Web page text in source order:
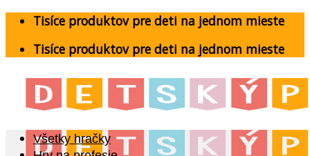
Skip
content
Tisíce produktov pre deti na jednom mieste
Tisíce produktov pre deti na jednom mieste
Všetky hračky